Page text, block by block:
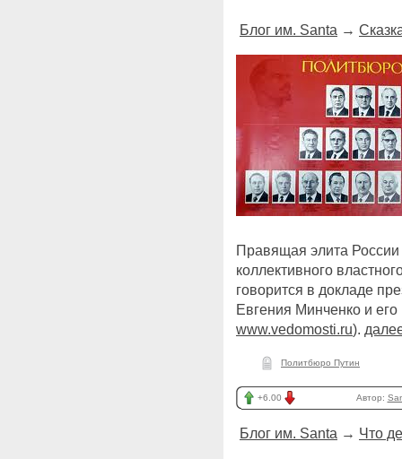
Блог им. Santa →
Правящая элита России
коллективного
говорится в докладе
Евгения Минченко и
www.vedomosti.ru).
Политбюро Путин
+6.00 Автор:
Блог им. Santa → Что